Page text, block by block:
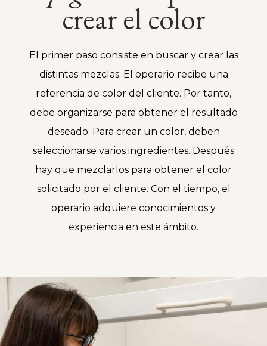
crear el color
El primer paso consiste en buscar y crear las
distintas mezclas. El operario recibe una
referencia de color del cliente. Por tanto,
debe organizarse para obtener el resultado
deseado. Para crear un color, deben
seleccionarse varios ingredientes. Después
hay que mezclarlos para obtener el color
solicitado por el cliente. Con el tiempo, el
operario adquiere conocimientos y
experiencia en este ámbito.